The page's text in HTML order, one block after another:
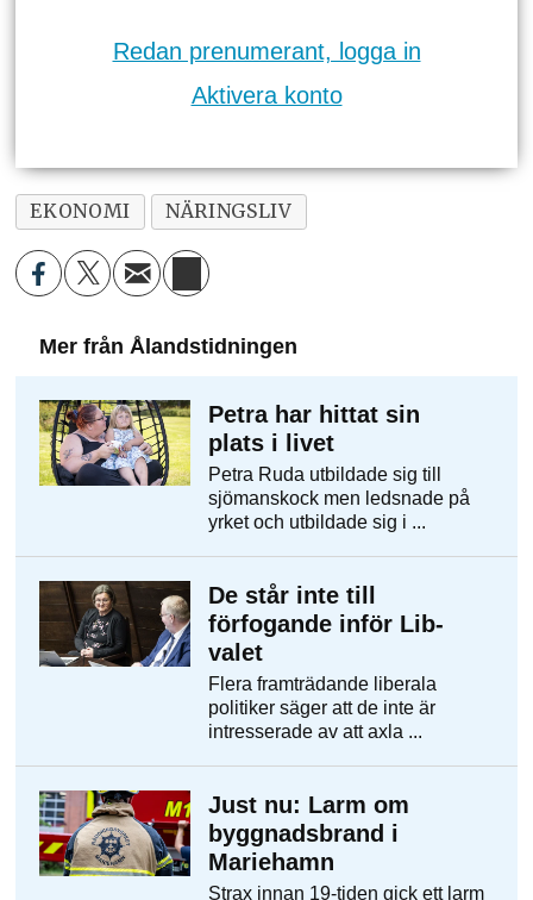
Redan prenumerant, logga in
Aktivera konto
EKONOMI NÄRINGSLIV